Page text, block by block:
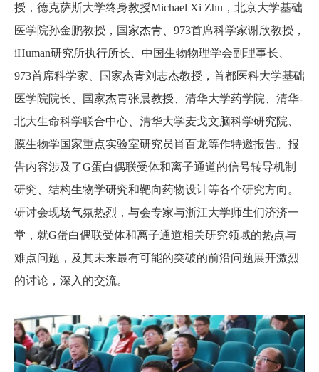
授，德克萨斯大学终身教授Michael Xi Zhu，北京大学基础
医学院孙金鹏教授，国家杰青、973首席科学家谢欣教授，
iHuman研究所执行所长、中国生物物理学会副理事长、
973首席科学家、国家杰青刘志杰教授，首都医科大学基础
医学院院长、国家杰青张晨教授、清华大学药学院、清华-
北大生命科学联合中心、清华大学麦戈文脑科学研究院、
膜生物学国家重点实验室研究员肖百龙等作特邀报告。报
告内容涉及了G蛋白偶联受体和离子通道的信号转导机制
研究、结构生物学研究和靶向药物设计等各个研究方向。
研讨会现场气氛热烈，与会专家与浙江大学师生们济济一
堂，就G蛋白偶联受体和离子通道相关研究领域的热点与
难点问题，及其未来最有可能的突破的前沿问题展开激烈
的讨论，深入的交流。